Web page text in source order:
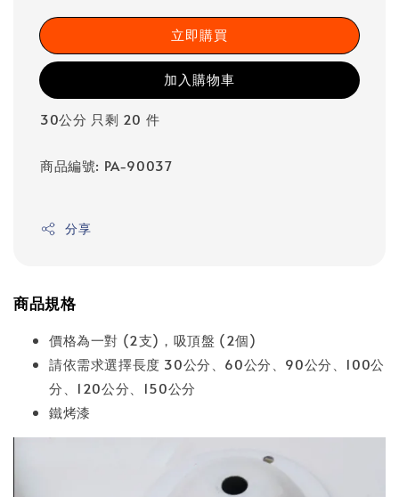
立即購買
加入購物車
30公分 只剩 20 件
商品編號: PA-90037
分享
商品規格
價格為一對 (2支)，吸頂盤 (2個)
請依需求選擇長度 30公分、60公分、90公分、100公
分、120公分、150公分
鐵烤漆